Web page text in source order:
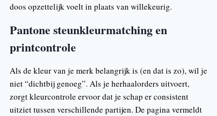
doos opzettelijk voelt in plaats van willekeurig.
Pantone steunkleurmatching en
printcontrole
Als de kleur van je merk belangrijk is (en dat is zo), wil je
niet “dichtbij genoeg”. Als je herhaalorders uitvoert,
zorgt kleurcontrole ervoor dat je schap er consistent
uitziet tussen verschillende partijen. De pagina vermeldt